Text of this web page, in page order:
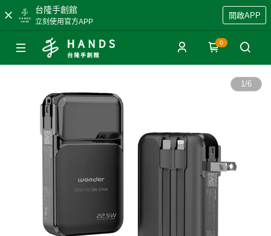
台隆手創館
立刻使用官方APP
開啟APP
0
1/6